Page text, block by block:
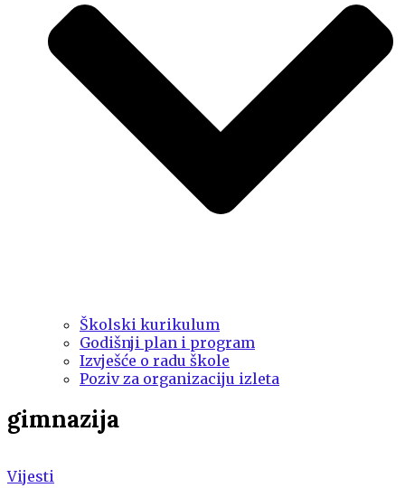
Školski kurikulum
Godišnji plan i program
Izvješće o radu škole
Poziv za organizaciju izleta
gimnazija
Vijesti